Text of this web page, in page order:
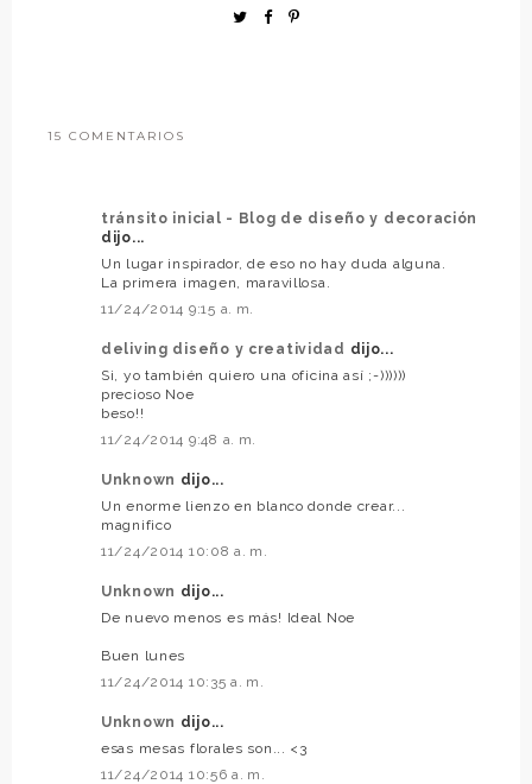
15 COMENTARIOS
tránsito inicial - Blog de diseño y decoración
dijo...
Un lugar inspirador, de eso no hay duda alguna.
La primera imagen, maravillosa.
11/24/2014 9:15 a. m.
deliving diseño y creatividad dijo...
Si, yo también quiero una oficina así ;-))))))
precioso Noe
beso!!
11/24/2014 9:48 a. m.
Unknown dijo...
Un enorme lienzo en blanco donde crear...
magnifico
11/24/2014 10:08 a. m.
Unknown dijo...
De nuevo menos es más! Ideal Noe
Buen lunes
11/24/2014 10:35 a. m.
Unknown dijo...
esas mesas florales son... <3
11/24/2014 10:56 a. m.